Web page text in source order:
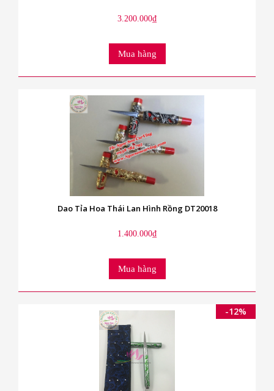
3.200.000₫
Mua hàng
Dao Tỉa Hoa Thái Lan Hình Rồng DT20018
1.400.000₫
Mua hàng
-12%